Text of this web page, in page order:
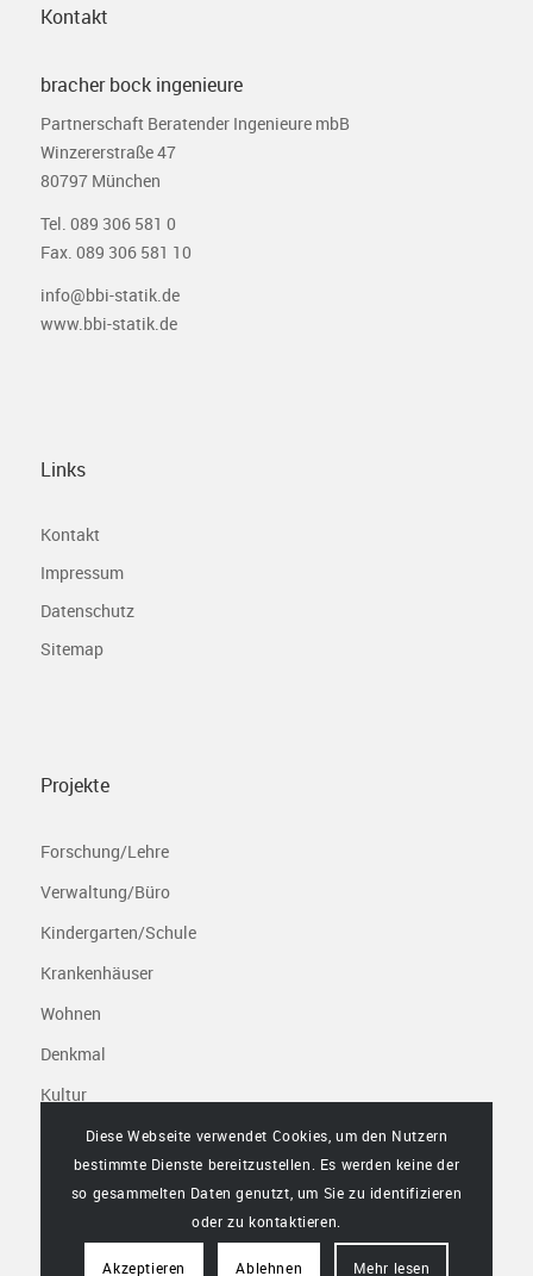
Kontakt
bracher bock ingenieure
Partnerschaft Beratender Ingenieure mbB
Winzererstraße 47
80797 München
Tel. 089 306 581 0
Fax. 089 306 581 10
info@bbi-statik.de
www.bbi-statik.de
Links
Kontakt
Impressum
Datenschutz
Sitemap
Projekte
Forschung/Lehre
Verwaltung/Büro
Kindergarten/Schule
Krankenhäuser
Wohnen
Denkmal
Kultur
Freizeit/Sport
Infrastruktur/Gewerbe
Diese Webseite verwendet Cookies, um den Nutzern
bestimmte Dienste bereitzustellen. Es werden keine der
so gesammelten Daten genutzt, um Sie zu identifizieren
oder zu kontaktieren.
Akzeptieren Ablehnen Mehr lesen